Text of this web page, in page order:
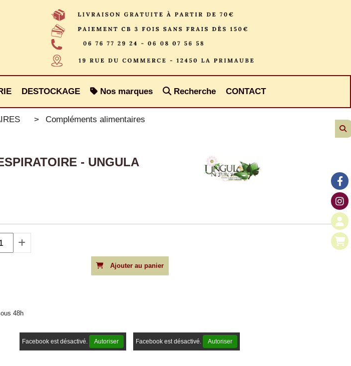
DESTOCKAGE Nos marques Recherche CONTACT
Compléments alimentaires
- UNGULA
Ajouter au panier
48h
Facebook est désactivé. Autoriser Facebook est désactivé. Autoriser